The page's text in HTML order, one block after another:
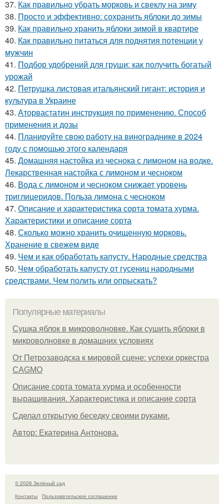
37. Как правильно убрать морковь и свеклу на зиму
38. Просто и эффективно: сохранить яблоки до зимы
39. Как правильно хранить яблоки зимой в квартире
40. Как правильно питаться для поднятия потенции у
мужчин
41. Подбор удобрений для груши: как получить богатый
урожай
42. Петрушка листовая итальянский гигант: история и
культура в Украине
43. Аторвастатин инструкция по применению. Способ
применения и дозы
44. Планируйте свою работу на винограднике в 2024
году с помощью этого календаря
45. Домашняя настойка из чеснока с лимоном на водке.
Лекарственная настойка с лимоном и чесноком
46. Вода с лимоном и чесноком снижает уровень
триглицеридов. Польза лимона с чесноком
47. Описание и характеристика сорта томата хурма.
Характеристики и описание сорта
48. Сколько можно хранить очищенную морковь.
Хранение в свежем виде
49. Чем и как обработать капусту. Народные средства
50. Чем обработать капусту от гусениц народными
средствами. Чем полить или опрыскать?
Популярные материалы
Сушка яблок в микроволновке. Как сушить яблоки в
микроволновке в домашних условиях
От Петрозаводска к мировой сцене: успехи оркестра
CAGMO
Описание сорта томата хурма и особенности
выращивания. Характеристика и описание сорта
Сделал открытую беседку своими руками.
Автор: Екатерина Антонова.
© 2026 Зелёный сад
Контакты
Пользовательское соглашение